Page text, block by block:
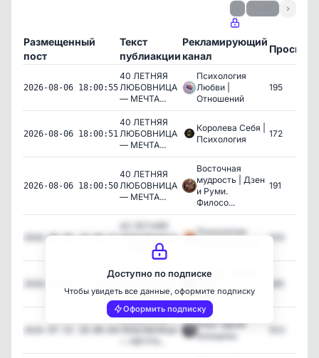
›
Размещенный
пост
Текст
публиакции
Рекламирующий
канал
2026-08-06 18:00:55
40 ЛЕТНЯЯ
ЛЮБОВНИЦА
— МЕЧТА...
Психология
Любви |
Отношений
195
2026-08-06 18:00:51
40 ЛЕТНЯЯ
ЛЮБОВНИЦА
— МЕЧТА...
Королева Себя |
Психология
172
2026-08-06 18:00:50
40 ЛЕТНЯЯ
ЛЮБОВНИЦА
— МЕЧТА...
Восточная
мудрость | Дзен
и Руми.
Филосо...
191
2026-08-06 18:00:52
40 ЛЕТНЯЯ
ЛЮБОВНИЦА
— МЕЧТА...
Психология
205
40 ЛЕТНЯЯ
— МЕЧТА...
Я себя сделала
Психология
285
40 ЛЕТНЯЯ
Опыт одной
женщины
Доступно по подписке
Чтобы увидеть все данные, оформите подписку
Оформить подписку